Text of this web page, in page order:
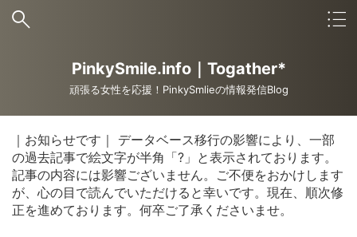
PinkySmile.info｜Togather*
頑張る女性を応援！PinkySmlieの情報発信Blog
｜お知らせです｜ データベース移行の影響により、一部
の過去記事で絵文字が半角「?」と表示されております。
記事の内容には影響ございません。ご不便をおかけします
が、心の目で読んでいただけると幸いです。現在、順次修
正を進めております。何卒ご了承くださいませ。